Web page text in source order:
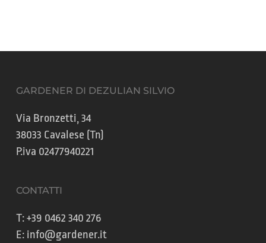
GARDENER DI DEZULIAN SILVIO
Via Bronzetti, 34
38033 Cavalese (Tn)
P.iva 02477940221
CONTATTI
T:+39 0462 340 276
E: info@gardener.it